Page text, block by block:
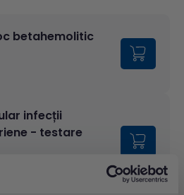
betahemolitic
infecții
- testare